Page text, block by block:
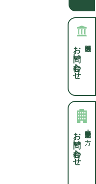
お問い合わせ
保険業・不動産業・士業の方
お問い合わせ